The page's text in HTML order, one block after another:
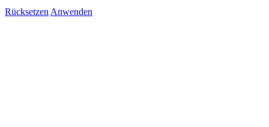
Rücksetzen Anwenden